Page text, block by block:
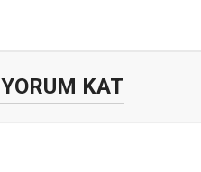
YORUM KAT